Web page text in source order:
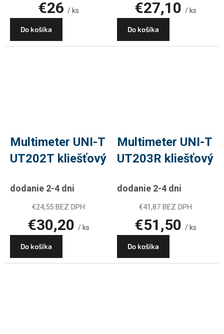
€26 / ks
Do košíka
€27,10 / ks
Do košíka
Multimeter UNI-T
UT202T kliešťový
dodanie 2-4 dni
€24,55 BEZ DPH
€30,20 / ks
Do košíka
Multimeter UNI-T
UT203R kliešťový
dodanie 2-4 dni
€41,87 BEZ DPH
€51,50 / ks
Do košíka